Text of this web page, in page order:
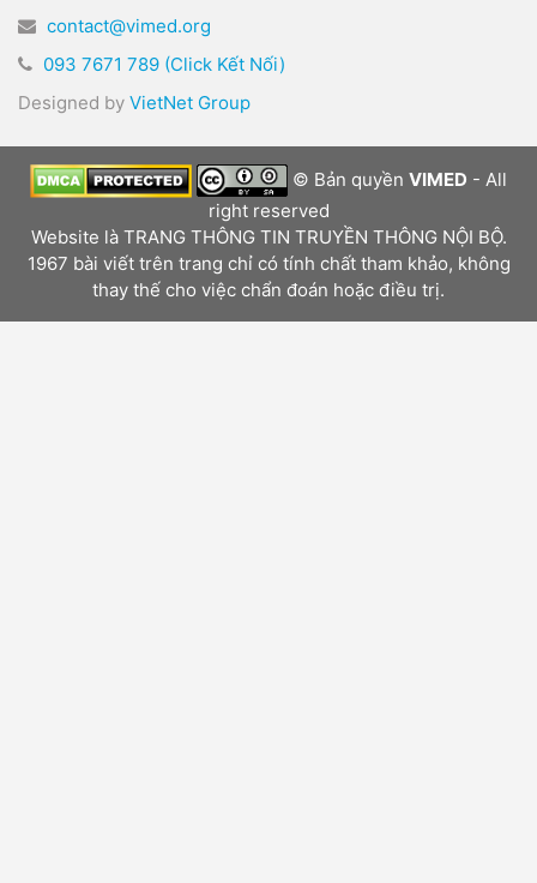
contact@vimed.org
093 7671 789 (Click Kết Nối)
Designed by VietNet Group
© Bản quyềnVIMED - All
right reserved
Website là TRANG THÔNG TIN TRUYỀN THÔNG NỘI BỘ.
1967 bài viết trên trang chỉ có tính chất tham khảo, không
thay thế cho việc chẩn đoán hoặc điều trị.